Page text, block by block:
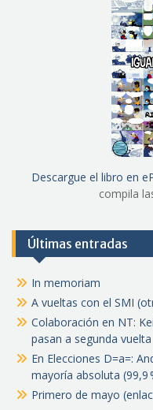
Descargue el libro en
compila
Últimas entradas
In memoriam
A vueltas con el SMI
Colaboración en NT:
pasan a segunda vuelta
En Elecciones D=a=:
mayoría absoluta (99,9
Primero de mayo